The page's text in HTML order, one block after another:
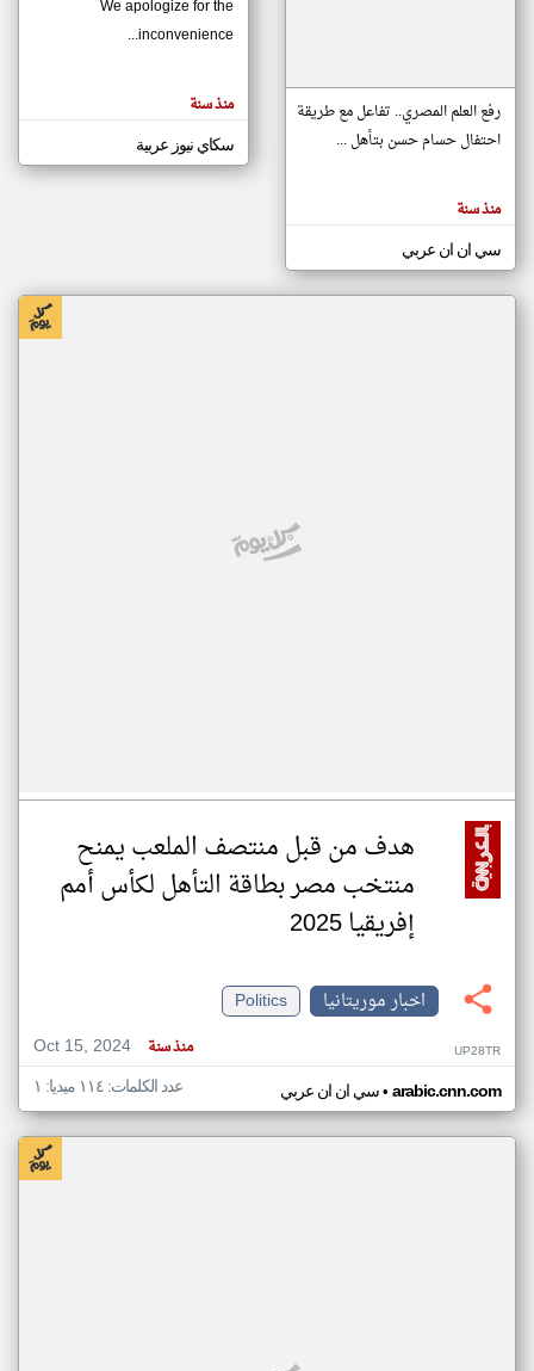
مصادر الأخبار من موريتانيا
اخبار موريتانيا على مدار الساعة
أهم اخبار موريتانيا العاجلة والمباشرة
المقالات
الموجوده
هنا عن
رفع العلم المصري.. تفاعل مع طريقة
احتفال حسام حسن بتأهل ...
منذ سنة
سي ان ان عربي
We apologize for the
inconvenience...
منذ سنة
سكاي نيوز عربية
هدف من قبل منتصف الملعب يمنح
منتخب مصر بطاقة التأهل لكأس أمم
إفريقيا 2025
اخبار موريتانيا
Politics
Oct 15, 2024
منذ سنة UP28TR
سي ان ان عربي• arabic.cnn.com عدد الكلمات: ١١٤ ميديا: ١
klyoum.com